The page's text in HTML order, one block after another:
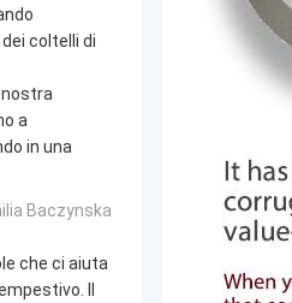
coltelli di
a
in una
Baczynska
che ci aiuta
Il